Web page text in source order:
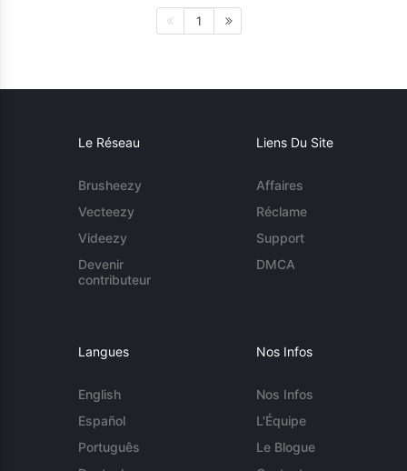
1
Le Réseau
Brusheezy
Vecteezy
Videezy
Devenir
contributeur
Liens Du Site
Affaires
Réclame
Support
DMCA
Langues
English
Español
Português
Nos Infos
Nos Infos
L'Équipe
Le Blogue